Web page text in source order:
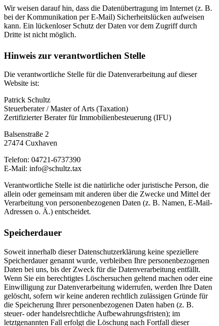
Wir weisen darauf hin, dass die Datenübertragung im Internet (z. B.
bei der Kommunikation per E-Mail) Sicherheitslücken aufweisen
kann. Ein lückenloser Schutz der Daten vor dem Zugriff durch
Dritte ist nicht möglich.
Hinweis zur verantwortlichen Stelle
Die verantwortliche Stelle für die Datenverarbeitung auf dieser
Website ist:
Patrick Schultz
Steuerberater / Master of Arts (Taxation)
Zertifizierter Berater für Immobilienbesteuerung (IFU)
Balsenstraße 2
27474 Cuxhaven
Telefon: 04721-6737390
E-Mail: info@schultz.tax
Verantwortliche Stelle ist die natürliche oder juristische Person, die
allein oder gemeinsam mit anderen über die Zwecke und Mittel der
Verarbeitung von personenbezogenen Daten (z. B. Namen, E-Mail-
Adressen o. Ä.) entscheidet.
Speicherdauer
Soweit innerhalb dieser Datenschutzerklärung keine speziellere
Speicherdauer genannt wurde, verbleiben Ihre personenbezogenen
Daten bei uns, bis der Zweck für die Datenverarbeitung entfällt.
Wenn Sie ein berechtigtes Löschersuchen geltend machen oder eine
Einwilligung zur Datenverarbeitung widerrufen, werden Ihre Daten
gelöscht, sofern wir keine anderen rechtlich zulässigen Gründe für
die Speicherung Ihrer personenbezogenen Daten haben (z. B.
steuer- oder handelsrechtliche Aufbewahrungsfristen); im
letztgenannten Fall erfolgt die Löschung nach Fortfall dieser